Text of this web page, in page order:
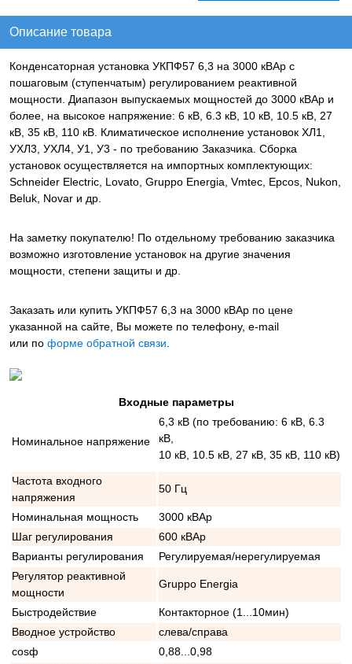
Описание товара
Конденсаторная установка УКПФ57 6,3 на 3000 кВАр с
пошаговым (ступенчатым) регулированием реактивной
мощности. Диапазон выпускаемых мощностей до 3000 кВАр и
более, на высокое напряжение: 6 кВ, 6.3 кВ, 10 кВ, 10.5 кВ, 27
кВ, 35 кВ, 110 кВ. Климатическое исполнение установок ХЛ1,
УХЛ3, УХЛ4, У1, У3 - по требованию Заказчика. Сборка
установок осуществляется на импортных комплектующих:
Schneider Electric, Lovato, Gruppo Energia, Vmtec, Epcos, Nukon,
Beluk, Novar и др.
На заметку покупателю! По отдельному требованию заказчика
возможно изготовление установок на другие значения
мощности, степени защиты и др.
Заказать или купить УКПФ57 6,3 на 3000 кВАр по цене
указанной на сайте, Вы можете по телефону, e-mail
или по форме обратной связи.
Входные параметры
Номинальное напряжение
6,3 кВ (по требованию: 6 кВ, 6.3
кВ,
10 кВ, 10.5 кВ, 27 кВ, 35 кВ, 110 кВ)
Частота входного
напряжения
50 Гц
Номинальная мощность
3000 кВАр
Шаг регулирования
600 кВАр
Варианты регулирования
Регулируемая/нерегулируемая
Регулятор реактивной
мощности
Gruppo Energia
Быстродействие
Контакторное (1...10мин)
Вводное устройство
слева/справа
cosф
0,88...0,98